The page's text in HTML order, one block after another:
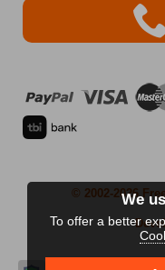
© 2002-2026
We
To offer a better